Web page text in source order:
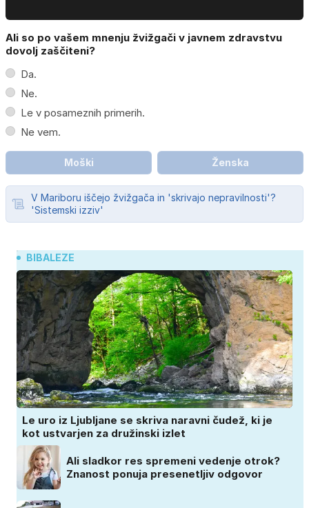
Ali so po vašem mnenju žvižgači v javnem zdravstvu
dovolj zaščiteni?
Da.
Ne.
Le v posameznih primerih.
Ne vem.
Moški Ženska
V Mariboru iščejo žvižgača in 'skrivajo nepravilnosti'?
'Sistemski izziv'
BIBALEZE
Le uro iz Ljubljane se skriva naravni čudež, ki je
kot ustvarjen za družinski izlet
Ali sladkor res spremeni vedenje otrok?
Znanost ponuja presenetljiv odgovor